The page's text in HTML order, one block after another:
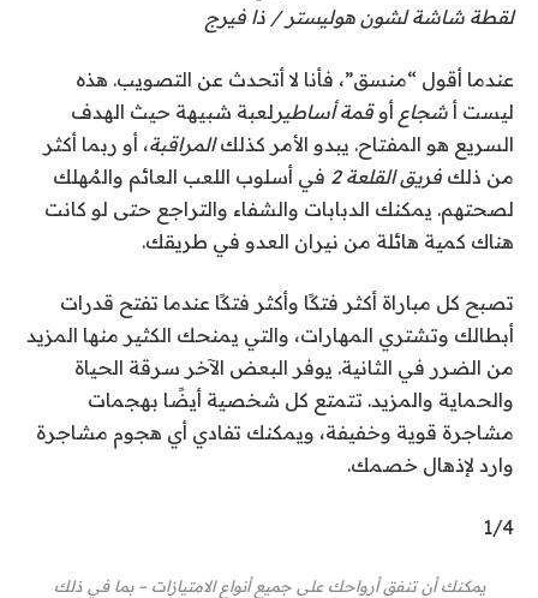
لقطة شاشة لشون هوليستر / ذا فيرج
عندما أقول “منسق”، فأنا لا أتحدث عن التصويب. هذه
ليست أ شجاع أوقمة أساطير لعبة شبيهة حيث الهدف
السريع هو المفتاح. يبدو الأمر كذلكالمراقبة، أو ربما أكثر
من ذلك فريق القلعة 2
في أسلوب اللعب العائم والمُهلك
لصحتهم. يمكنك الدبابات والشفاء والتراجع حتى لو كانت
هناك كمية هائلة من نيران العدو في طريقك.
تصبح كل مباراة أكثر فتكًا وأكثر فتكًا عندما تفتح قدرات
أبطالك وتشتري المهارات، والتي يمنحك الكثير منها المزيد
من الضرر في الثانية. يوفر البعض الآخر سرقة الحياة
والحماية والمزيد. تتمتع كل شخصية أيضًا بهجمات
مشاجرة قوية وخفيفة، ويمكنك تفادي أي هجوم مشاجرة
وارد لإذهال خصمك.
1/4
يمكنك أن تنفق أرواحك على جميع أنواع الامتيازات – بما في ذلك